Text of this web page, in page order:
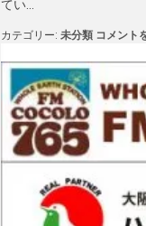
てい…
カテゴリー: 未分類 【堺
ル
ー
ス
フ
ス
バ
ル
2025】
コメント